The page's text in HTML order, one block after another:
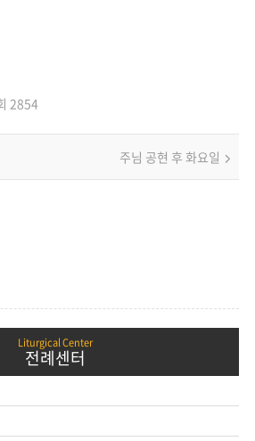
2854
주님 공현 후 화요일
전례센터